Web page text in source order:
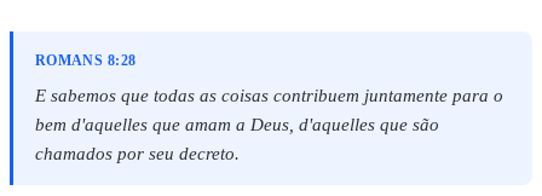
ROMANS 8:28
E sabemos que todas as coisas contribuem juntamente para o
bem d'aquelles que amam a Deus, d'aquelles que são
chamados por seu decreto.